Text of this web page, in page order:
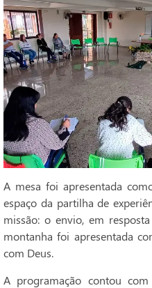
A mesa foi apresentada
espaço da partilha de
missão: o envio, em
montanha foi apresentada
com Deus.
A programação contou